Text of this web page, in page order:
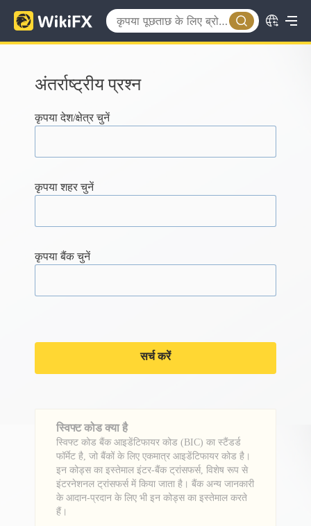
अंतर्राष्ट्रीय प्रश्न
कृपया देश/क्षेत्र चुनें
कृपया शहर चुनें
कृपया बैंक चुनें
सर्च करें
स्विफ्ट कोड क्या है
स्विफ्ट कोड बैंक आइडेंटिफायर कोड (BIC) का स्टैंडर्ड
फॉर्मेट है, जो बैंकों के लिए एकमात्र आइडेंटिफायर कोड है।
इन कोड्स का इस्तेमाल इंटर-बैंक ट्रांसफर्स, विशेष रूप से
इंटरनेशनल ट्रांसफर्स में किया जाता है। बैंक अन्य जानकारी
के आदान-प्रदान के लिए भी इन कोड्स का इस्तेमाल करते
हैं।